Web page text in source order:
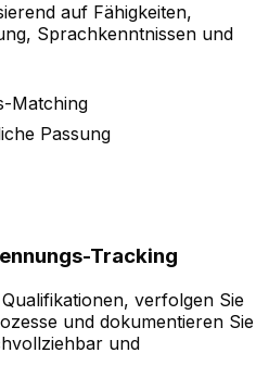
auf Fähigkeiten,
Sprachkenntnissen und
Matching
Passung
Tracking
verfolgen Sie
und dokumentieren Sie
und